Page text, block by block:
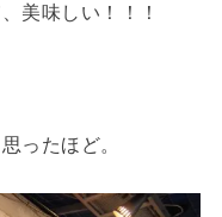
美味しい！！！
ったほど。